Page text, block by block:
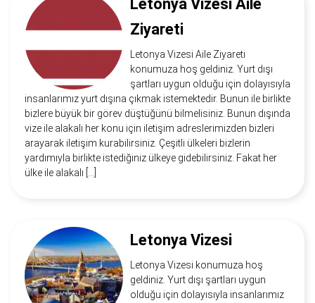
Letonya Vizesi Aile
Ziyareti
Letonya Vizesi Aile Ziyareti
konumuza hoş geldiniz. Yurt dışı
şartları uygun olduğu için dolayısıyla
insanlarımız yurt dışına çıkmak istemektedir. Bunun ile birlikte
bizlere büyük bir görev düştüğünü bilmelisiniz. Bunun dışında
vize ile alakalı her konu için iletişim adreslerimizden bizleri
arayarak iletişim kurabilirsiniz. Çeşitli ülkeleri bizlerin
yardımıyla birlikte istediğiniz ülkeye gidebilirsiniz. Fakat her
ülke ile alakalı […]
Letonya Vizesi
Letonya Vizesi konumuza hoş
geldiniz. Yurt dışı şartları uygun
olduğu için dolayısıyla insanlarımız